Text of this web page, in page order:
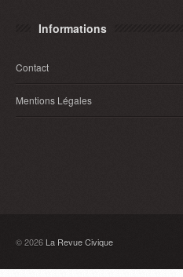
Informations
Contact
Mentions Légales
© 2026 La Revue Civique